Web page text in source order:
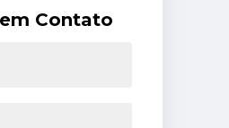
Contato